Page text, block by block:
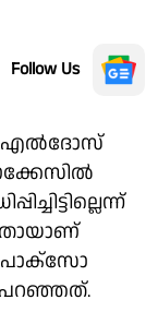
Follow Us
എൽദോസ്
പോക്സോ
പറഞ്ഞത്.